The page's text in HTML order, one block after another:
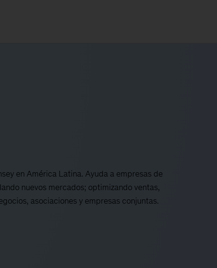
en América Latina. Ayuda a empresas de
nuevos mercados; optimizando ventas,
asociaciones y empresas conjuntas.